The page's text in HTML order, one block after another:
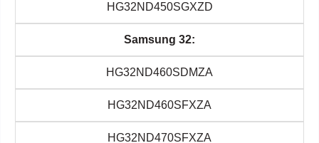
HG32ND450SGXZD
Samsung 32:
HG32ND460SDMZA
HG32ND460SFXZA
HG32ND470SFXZA